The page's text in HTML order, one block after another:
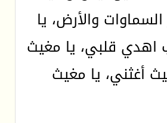
السماوات والأرض، يا
اهدي قلبي، يا مغيث
أغثني، يا مغيث